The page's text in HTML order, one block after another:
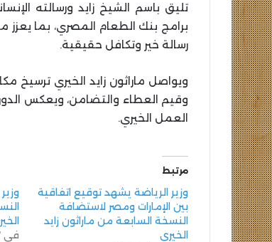
تليق باسم الشيخ زايد ورسالته
برامج بنك الطعام المصري، بما
رسالة خير وتكافل حقيقية.
ويواصل ماراثون زايد الخيري ترسيخ
وقيم العطاء والتضامن، ويعكس
العمل الخيري.
مرتبط
وزير الرياضة يشهد توقيع اتفاقية
بين الإمارات ومصر لاستضافة
النسخة السابعة من ماراثون زايد
الخيري
في